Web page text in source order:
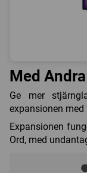
Med
Ge mer
expansionen
Expansionen
Ord, med